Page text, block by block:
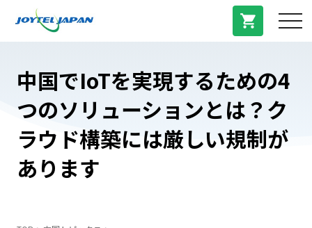
料金プラン
プラン/商品
中国でIoTを実現するための4
つのソリューションとは？ク
ラウド構築には厳しい規制が
あります